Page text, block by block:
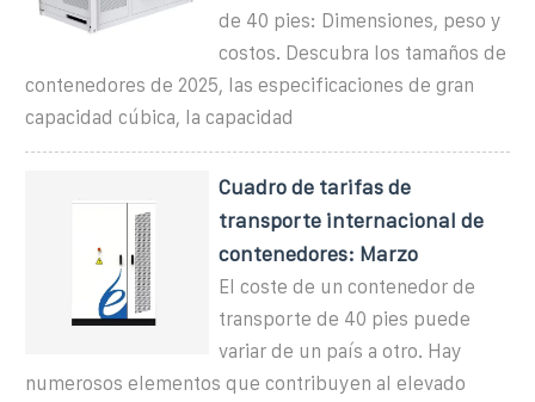
de 40 pies: Dimensiones, peso y
costos. Descubra los tamaños de
contenedores de 2025, las especificaciones de gran
capacidad cúbica, la capacidad
Cuadro de tarifas de
transporte internacional de
contenedores: Marzo
El coste de un contenedor de
transporte de 40 pies puede
variar de un país a otro. Hay
numerosos elementos que contribuyen al elevado